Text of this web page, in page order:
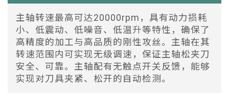
主轴转速最高可达20000rpm，具有动力损耗
小、低震动、低噪音、低温升等特性，确保了
高精度的加工与高品质的刚性攻丝。主轴在其
转速范围内可实现无级调速，保证主轴松夹刀
安全、可靠。主轴配有无触点开关反馈，能够
实现对刀具夹紧、松开的自动检测。